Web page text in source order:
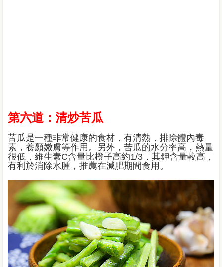
第六道：清炒苦瓜
苦瓜是一種非常健康的食材，有清熱，排除體內毒
素，養顏嫩膚等作用。另外，苦瓜的水分率高，熱量
很低，維生素C含量比橙子高約1/3，其鉀含量較高，
有利於消除水腫，推薦在減肥期間食用。